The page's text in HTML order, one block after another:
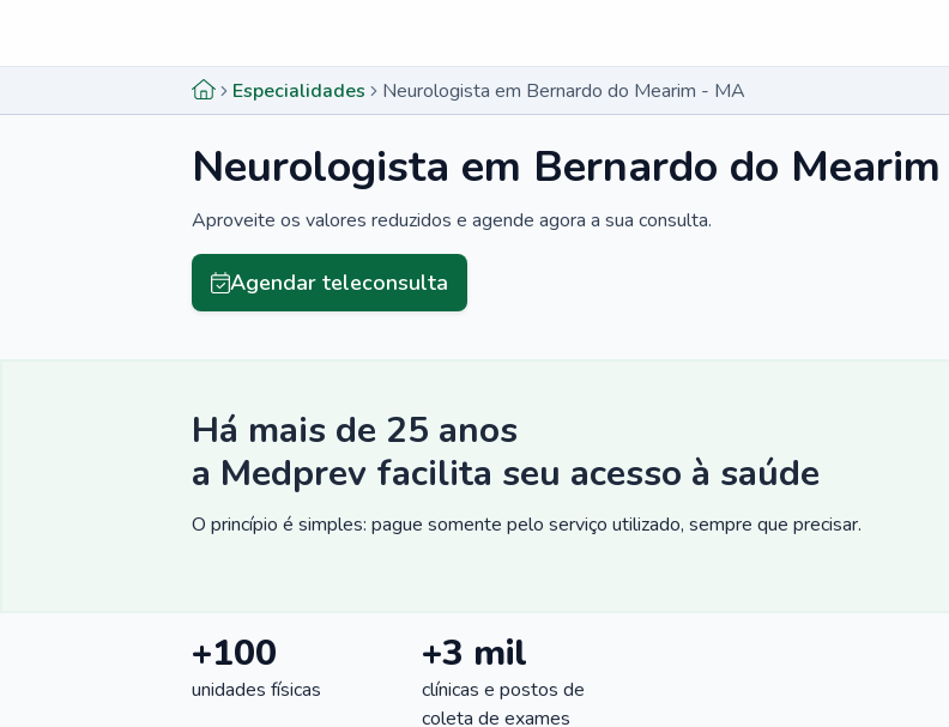
Especialidades Neurologista em Bernardo do Mearim - MA
Neurologista em Bernardo do
Aproveite os valores reduzidos e agende agora a sua consulta.
Agendar teleconsulta
Há mais de 25 anos
a Medprev facilita seu acesso à saúde
O princípio é simples: pague somente pelo serviço utilizado, sempre que precisar.
+100
unidades físicas
+3 mil
clínicas e postos de
coleta de exames